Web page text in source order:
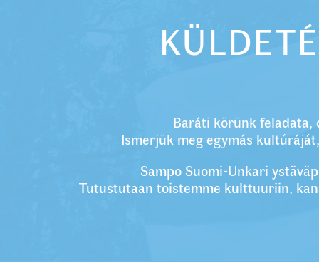
Baráti körünk feladata,
Ismerjük meg egymás
Sampo Suomi-Unkari
​Tutustutaan toistemme kulttuuriin,